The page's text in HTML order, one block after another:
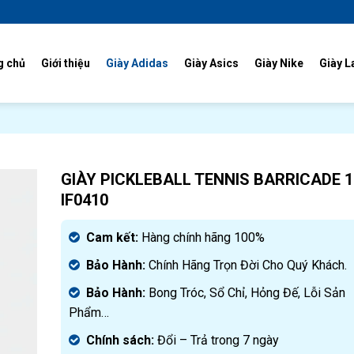
chủ Giới thiệu Giày Adidas Giày Asics Giày Nike Giày
GIÀY PICKLEBALL TENNIS BARRICADE
IF0410
Cam kết: Hàng chính hãng 100%
Bảo Hành: Chính Hãng Trọn Đời Cho Quý Khách.
Bảo Hành: Bong Tróc, Sổ Chỉ, Hỏng Đế, Lỗi Sản
Phẩm…
Chính sách: Đổi – Trả trong 7 ngày